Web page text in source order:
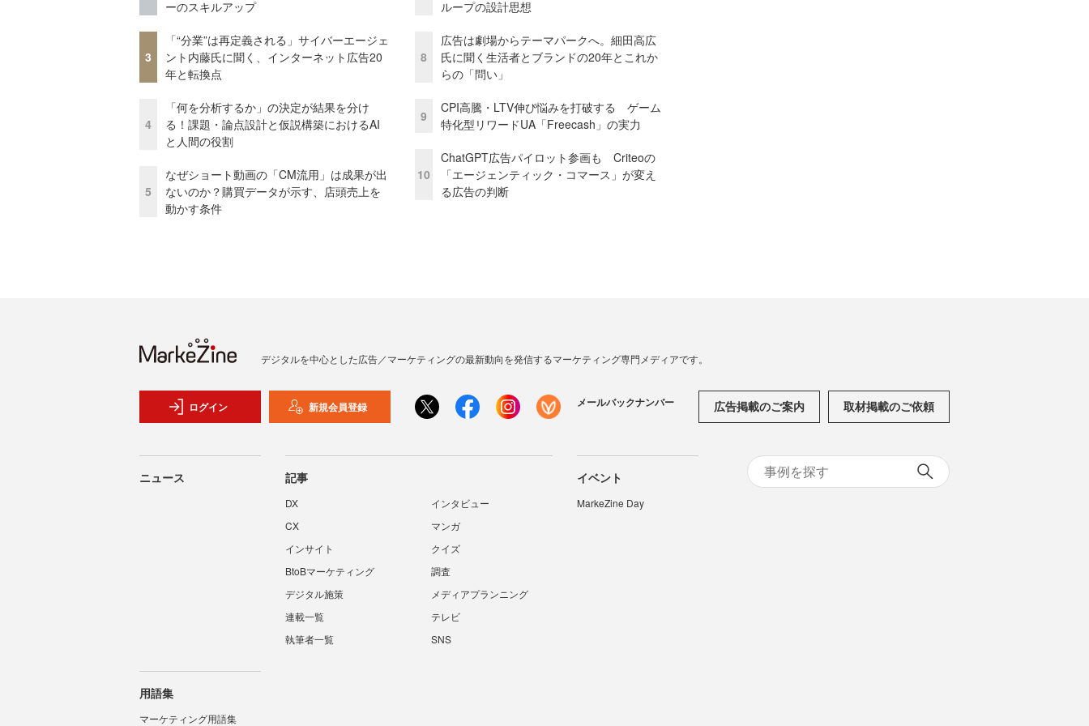
ーのスキルアップ
3
「“分業”は再定義される」サイバーエージェ
ント内藤氏に聞く、インターネット広告20
年と転換点
4
「何を分析するか」の決定が結果を分け
る！課題・論点設計と仮説構築におけるAI
と人間の役割
5
なぜショート動画の「CM流用」は成果が出
ないのか？購買データが示す、店頭売上を
動かす条件
ループの設計思想
8
広告は劇場からテーマパークへ。細田高広
氏に聞く生活者とブランドの20年とこれか
らの「問い」
9
CPI高騰・LTV伸び悩みを打破する ゲーム
特化型リワードUA「Freecash」の実力
10
ChatGPT広告パイロット参画も Criteoの
「エージェンティック・コマース」が変え
る広告の判断
デジタルを中心とした広告／マーケティングの最新動向を発信するマーケティング専門メディアです。
ログイン 新規会員登録 メールバックナンバー 広告掲載のご案内 取材掲載のご依頼
ニュース 記事
DX
インタビュー
CX
マンガ
インサイト
クイズ
BtoBマーケティング
調査
デジタル施策
メディアプランニング
連載一覧
テレビ
執筆者一覧
SNS
イベント
MarkeZine Day
用語集
マーケティング用語集